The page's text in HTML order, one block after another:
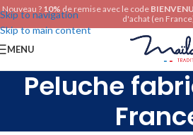
Skip to navigation
Skip to main content
Nouveau ? 10% de remise avec le code
d'achat (en
MENU
Peluche